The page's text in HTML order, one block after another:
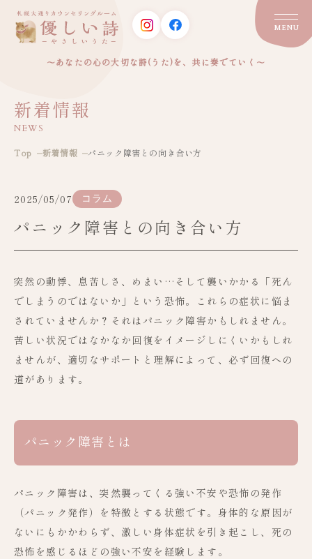
MENU
～あなたの心の大切な詩(うた)を、共に奏でていく～
新着情報
NEWS
Top 新着情報 パニック障害との向き合い方
2025/05/07 コラム
パニック障害との向き合い方
突然の動悸、息苦しさ、めまい…そして襲いかかる「死ん
でしまうのではないか」という恐怖。これらの症状に悩ま
されていませんか？それはパニック障害かもしれません。
苦しい状況ではなかなか回復をイメージしにくいかもしれ
ませんが、適切なサポートと理解によって、必ず回復への
道があります。
パニック障害とは
パニック障害は、突然襲ってくる強い不安や恐怖の発作
（パニック発作）を特徴とする状態です。身体的な原因が
ないにもかかわらず、激しい身体症状を引き起こし、死の
恐怖を感じるほどの強い不安を経験します。